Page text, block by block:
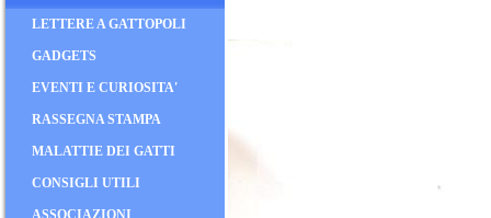
LETTERE A GATTOPOLI
GADGETS
EVENTI E CURIOSITA'
RASSEGNA STAMPA
MALATTIE DEI GATTI
CONSIGLI UTILI
ASSOCIAZIONI